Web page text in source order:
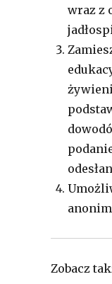
wraz z
Zobacz